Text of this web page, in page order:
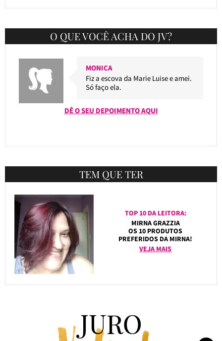
O QUE VOCÊ ACHA DO JV?
MONICA
Fiz a escova da Marie Luise e amei.
Só faço ela.
DÊ O SEU DEPOIMENTO AQUI
TEM QUE TER
TOP 10 DA LEITORA:
MIRNA GRAZZIA
OS 10 PRODUTOS
PREFERIDOS DA MIRNA!
VEJA MAIS